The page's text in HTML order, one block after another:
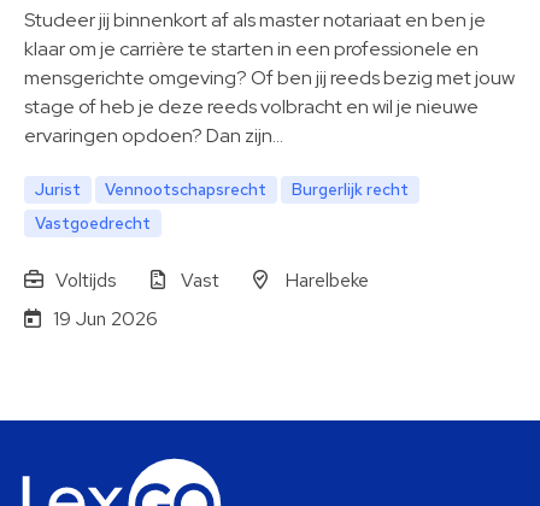
Studeer jij binnenkort af als master notariaat en ben je
klaar om je carrière te starten in een professionele en
mensgerichte omgeving? Of ben jij reeds bezig met jouw
stage of heb je deze reeds volbracht en wil je nieuwe
ervaringen opdoen? Dan zijn…
Jurist Vennootschapsrecht
Burgerlijk recht
Vastgoedrecht
Voltijds Vast
Harelbeke
19 Jun 2026